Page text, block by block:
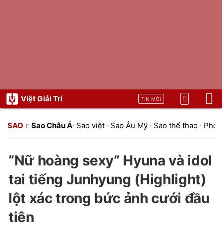
Việt Giải Trí TIN MỚI
SAO Sao Châu Á· Sao việt · Sao Âu Mỹ · Sao thể thao ·
“Nữ hoàng sexy” Hyuna và idol
tai tiếng Junhyung (Highlight)
lột xác trong bức ảnh cưới đầu
tiên